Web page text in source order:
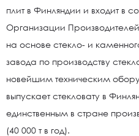
плит в Финляндии и входит в
Организации
на основе стекло- и
завода по производству
новейшим техническим
выпускает стекловату в
единственным в стране
(40 000 т в год).